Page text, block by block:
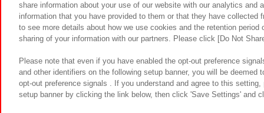
食品のご
share information about your use of our website with our analytics and
information that you have provided to them or that they have
to see more details about how we use cookies and the retention
sharing of your information with our partners. Please click [Do Not
Please note that even if you have enabled the opt-out preference
and other identifiers on the following setup banner, you will be
opt-out preference signals . If you understand and agree to this
setup banner by clicking the link below, then click 'Save Settings' and